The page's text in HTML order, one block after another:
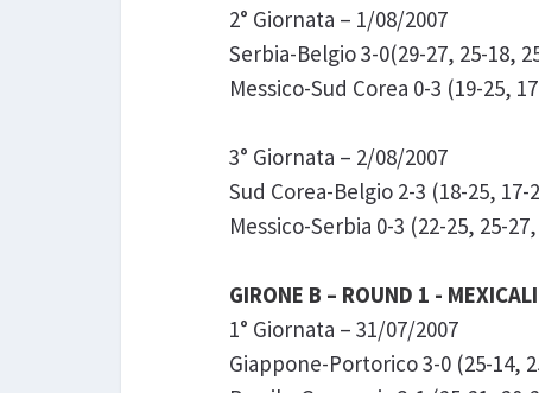
2° Giornata – 1/08/2007
Serbia-Belgio 3-0(29-27, 25-18,
Messico-Sud Corea 0-3 (19-25,
3° Giornata – 2/08/2007
Sud Corea-Belgio 2-3 (18-25, 17-
Messico-Serbia 0-3 (22-25, 25-
GIRONE B – ROUND 1 -
1° Giornata – 31/07/2007
Giappone-Portorico 3-0 (25-14,